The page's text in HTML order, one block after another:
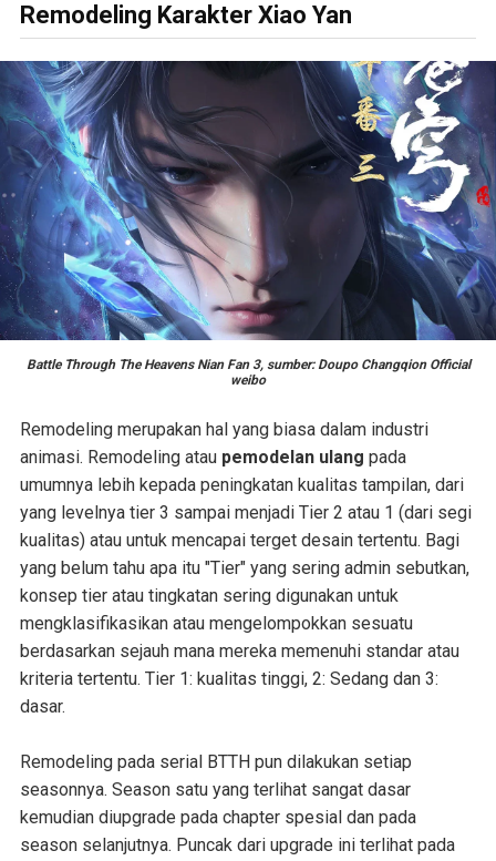
Remodeling Karakter Xiao Yan
Battle Through The Heavens Nian Fan 3, sumber: Doupo Changqion Official
weibo
Remodeling merupakan hal yang biasa dalam industri
animasi. Remodeling atau pemodelan ulang pada
umumnya lebih kepada peningkatan kualitas tampilan, dari
yang levelnya tier 3 sampai menjadi Tier 2 atau 1 (dari segi
kualitas) atau untuk mencapai terget desain tertentu. Bagi
yang belum tahu apa itu "Tier" yang sering admin sebutkan,
konsep tier atau tingkatan sering digunakan untuk
mengklasifikasikan atau mengelompokkan sesuatu
berdasarkan sejauh mana mereka memenuhi standar atau
kriteria tertentu. Tier 1: kualitas tinggi, 2: Sedang dan 3:
dasar.
Remodeling pada serial BTTH pun dilakukan setiap
seasonnya. Season satu yang terlihat sangat dasar
kemudian diupgrade pada chapter spesial dan pada
season selanjutnya. Puncak dari upgrade ini terlihat pada